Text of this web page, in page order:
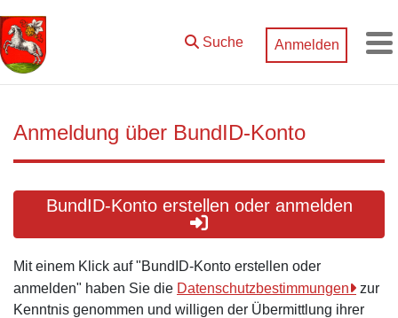
Zum Hauptinhalt springen
Suche Anmelden
Anmeldung über BundID-Konto
BundID-Konto erstellen oder anmelden
Mit einem Klick auf "BundID-Konto erstellen oder
anmelden" haben Sie die Datenschutzbestimmungen
zur
Kenntnis genommen und willigen der Übermittlung ihrer